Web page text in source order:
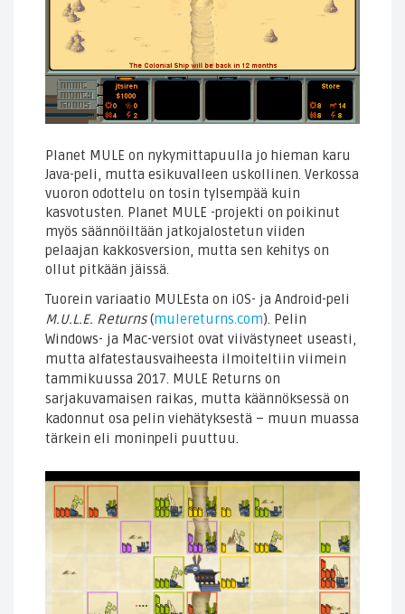
Planet MULE on nykymittapuulla jo hieman karu
Java-peli, mutta esikuvalleen uskollinen. Verkossa
vuoron odottelu on tosin tylsempää kuin
kasvotusten. Planet MULE -projekti on poikinut
myös säännöiltään jatkojalostetun viiden
pelaajan kakkosversion, mutta sen kehitys on
ollut pitkään jäissä.
Tuorein variaatio MULEsta on iOS- ja Android-peli
M.U.L.E. Returns(mulereturns.com). Pelin
Windows- ja Mac-versiot ovat viivästyneet useasti,
mutta alfatestausvaiheesta ilmoiteltiin viimein
tammikuussa 2017. MULE Returns on
sarjakuvamaisen raikas, mutta käännöksessä on
kadonnut osa pelin viehätyksestä – muun muassa
tärkein eli moninpeli puuttuu.